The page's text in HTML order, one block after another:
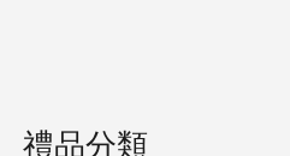
禮品分類